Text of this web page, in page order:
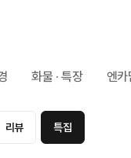
화물 · 특장 엔
리뷰 특집